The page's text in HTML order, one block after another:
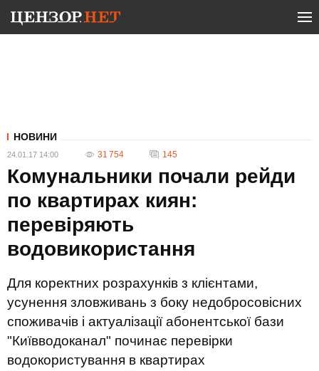
НОВИНИ
24.01.17 14:00 31 754 145
Комунальники почали рейди
по квартирах киян:
перевіряють
водовикористання
Для коректних розрахунків з клієнтами,
усунення зловживань з боку недобросовісних
споживачів і актуалізації абонентської бази
"Київводоканал" починає перевірки
водокористування в квартирах